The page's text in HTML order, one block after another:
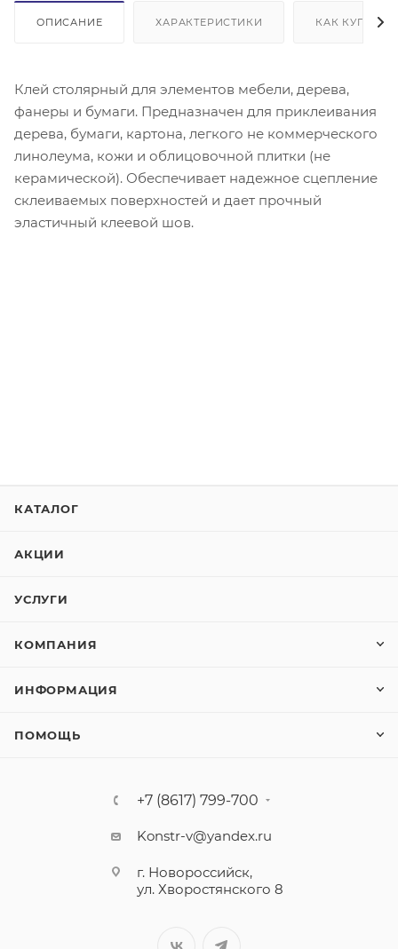
ОПИСАНИЕ ХАРАКТЕРИСТИКИ КАК КУПИТЬ
Клей столярный для элементов мебели, дерева,
фанеры и бумаги. Предназначен для приклеивания
дерева, бумаги, картона, легкого не коммерческого
линолеума, кожи и облицовочной плитки (не
керамической). Обеспечивает надежное сцепление
склеиваемых поверхностей и дает прочный
эластичный клеевой шов.
КАТАЛОГ
АКЦИИ
УСЛУГИ
КОМПАНИЯ
ИНФОРМАЦИЯ
ПОМОЩЬ
+7 (8617) 799-700
Konstr-v@yandex.ru
г. Новороссийск,
ул. Хворостянского 8